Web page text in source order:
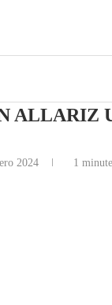
ALLARIZ
2024 1